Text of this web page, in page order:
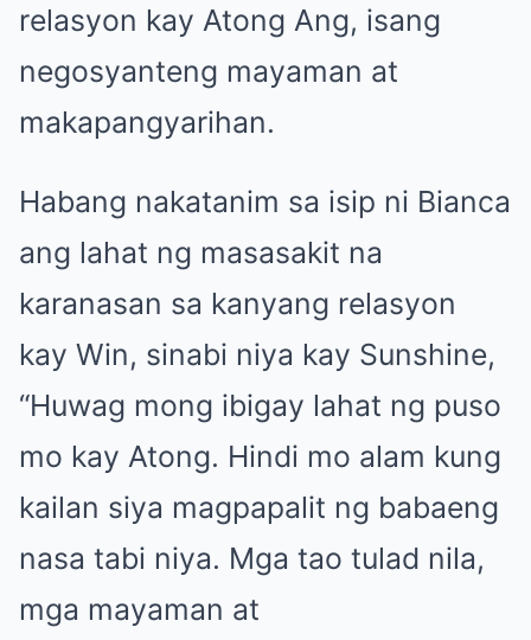
relasyon kay Atong Ang, isang
negosyanteng mayaman at
makapangyarihan.
Habang nakatanim sa isip ni Bianca
ang lahat ng masasakit na
karanasan sa kanyang relasyon
kay Win, sinabi niya kay Sunshine,
“Huwag mong ibigay lahat ng puso
mo kay Atong. Hindi mo alam kung
kailan siya magpapalit ng babaeng
nasa tabi niya. Mga tao tulad nila,
mga mayaman at